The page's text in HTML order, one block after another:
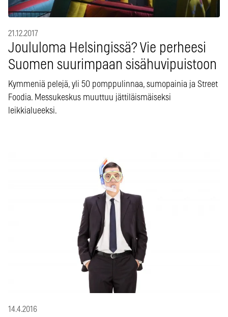
21.12.2017
Joululoma Helsingissä? Vie perheesi
Suomen suurimpaan sisähuvipuistoon
Kymmeniä pelejä, yli 50 pomppulinnaa, sumopainia ja Street
Foodia. Messukeskus muuttuu jättiläismäiseksi
leikkialueeksi.
14.4.2016